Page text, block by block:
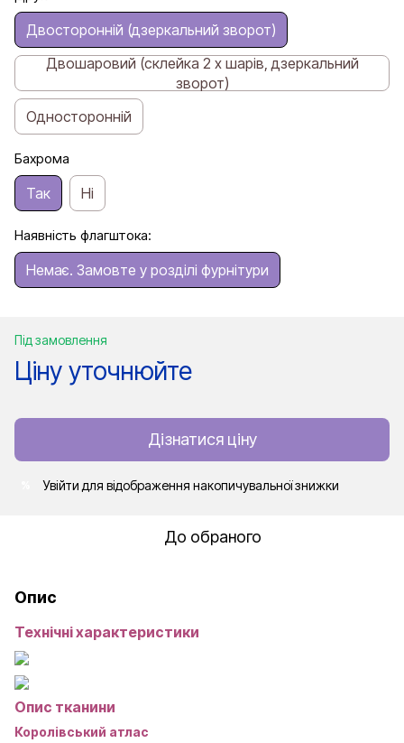
Двосторонній (дзеркальний зворот)
Двошаровий (склейка 2 х шарів, дзеркальний
зворот)
Односторонній
Бахрома
Так Ні
Наявність флагштока:
Немає. Замовте у розділі фурнітури
Під замовлення
Ціну уточнюйте
Дізнатися ціну
Увійти для відображення накопичувальної знижки
До обраного
Опис
Технічні характеристики
Опис тканини
Королівський атлас